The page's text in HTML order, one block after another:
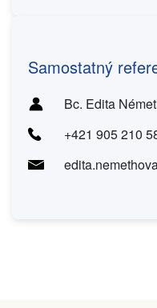
Samostatný
Bc. Edita
+421 905 210